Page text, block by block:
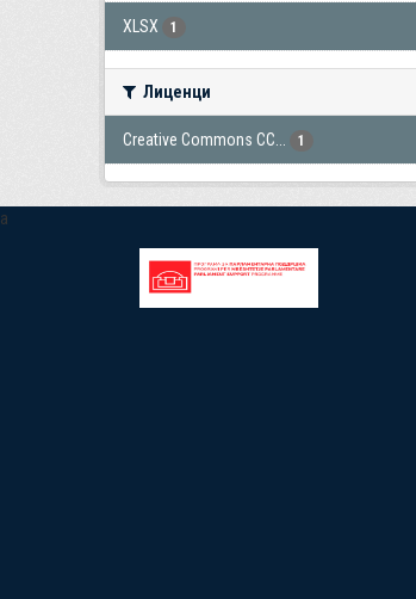
XLSX 1
Лиценци
Creative Commons CC... 1
a